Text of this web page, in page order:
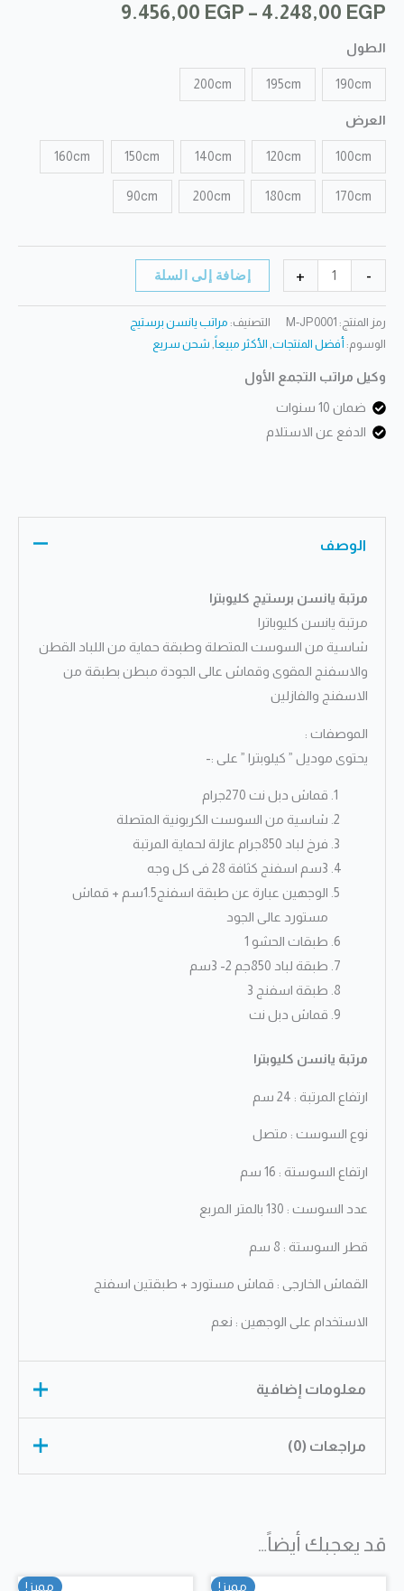
4.248,00 EGP
–
9.456,00 EGP
خلال
الطول
190cm
195cm
200cm
العرض
100cm
120cm
140cm
150cm
160cm
170cm
180cm
200cm
90cm
-
مرتبة
يانسن
برستيج
+ إضافة إلى السلة
رمز المنتج: M-JP0001 التصنيف: مراتب يانسن برستيج
الوسوم: أفضل المنتجات, الأكثر مبيعاً, شحن سريع
وكيل مراتب التجمع الأول
ضمان 10 سنوات
الدفع عن الاستلام
الوصف
مرتبة يانسن برستيج كليوبترا
مرتبة يانسن كليوباترا
شاسية من السوست المتصلة وطبقة حماية من اللباد القطن
والاسفنج المقوى وقماش عالى الجودة مبطن بطبقة من
الاسفنج والفازلين
الموصفات :
يحتوى موديل ” كيلوبترا ” على :-
قماش دبل نت 270جرام
شاسية من السوست الكربونية المتصلة
فرخ لباد 850جرام عازلة لحماية المرتبة
3سم اسفنج كثافة 28 فى كل وجه
الوجهين عبارة عن طبقة اسفنج1.5سم + قماش
مستورد عالى الجود
طبقات الحشو 1
طبقة لباد 850جم 2- 3سم
طبقة اسفنج 3
قماش دبل نت
مرتبة يانسن كليوبترا
ارتفاع المرتبة : 24 سم
نوع السوست : متصل
ارتفاع السوستة : 16 سم
عدد السوست : 130 بالمتر المربع
قطر السوستة : 8 سم
القماش الخارجى : قماش مستورد + طبقتين اسفنج
الاستخدام على الوجهين : نعم
معلومات إضافية
الأبعاد
العرض
150cm, 160cm, 170cm,
مراجعات (0)
كن أول من يقيم “مرتبة يانسن برستيج
كليوبترا”
قد يعجبك أيضاً…
مميز! مميز!